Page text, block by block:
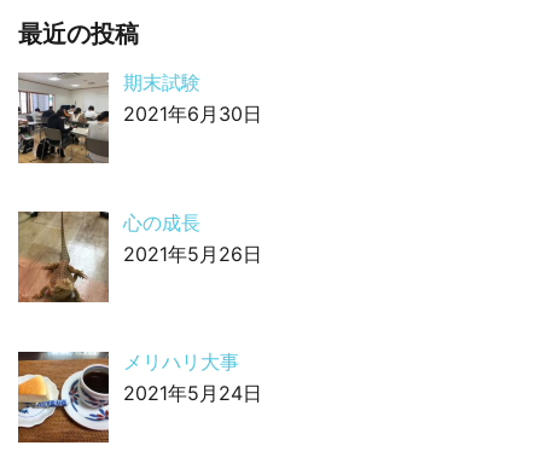
最近の投稿
期末試験
2021年6月30日
心の成長
2021年5月26日
メリハリ大事
2021年5月24日